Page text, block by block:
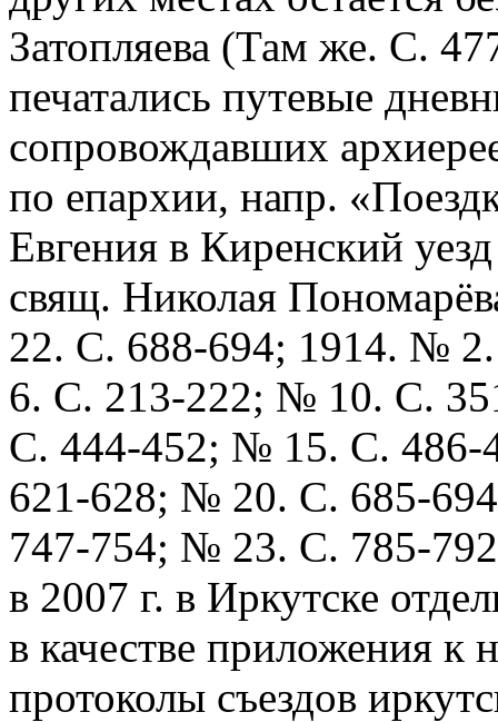
Затопляева (Там же. С.
печатались путевые
сопровождавших
по епархии, напр.
Евгения в Киренский
свящ. Николая
22. С. 688-694; 1914. №
6. С. 213-222; № 10. С.
С. 444-452; № 15. С.
621-628; № 20. С. 685-
747-754; № 23. С. 785-
в 2007 г. в Иркутске
в качестве приложения к
протоколы съездов